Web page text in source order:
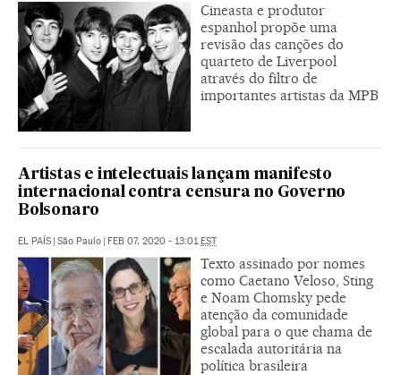
Cineasta e produtor
espanhol propõe uma
revisão das canções do
quarteto de Liverpool
através do filtro de
importantes artistas da MPB
Artistas e intelectuais lançam manifesto
internacional contra censura no Governo
Bolsonaro
EL PAÍS | São Paulo | FEB 07, 2020 - 13:01EST
Texto assinado por nomes
como Caetano Veloso, Sting
e Noam Chomsky pede
atenção da comunidade
global para o que chama de
escalada autoritária na
política brasileira